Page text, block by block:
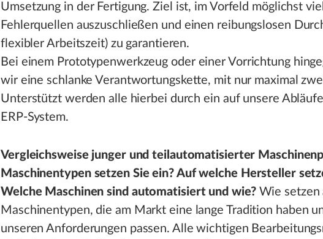
Umsetzung in der Fertigung. Ziel ist, im Vorfeld möglichst
Fehlerquellen auszuschließen und einen reibungslosen
flexibler Arbeitszeit) zu garantieren.
Bei einem Prototypenwerkzeug oder einer Vorrichtung
wir eine schlanke Verantwortungskette, mit nur maximal
Unterstützt werden alle hierbei durch ein auf unsere
ERP-System.
Vergleichsweise junger und teilautomatisierter
Maschinentypen setzen Sie ein? Auf welche Hersteller
Welche Maschinen sind automatisiert und wie? Wie setzen
Maschinentypen, die am Markt eine lange Tradition haben
unseren Anforderungen passen. Alle wichtigen